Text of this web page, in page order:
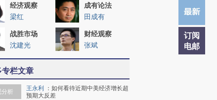
订阅
电邮
经济观察
梁红
成有论法
田成有
战胜市场
沈建光
财经观察
张斌
专栏文章
分析 王永利 ： 如何看待近期中美经济增长超
预期大反差